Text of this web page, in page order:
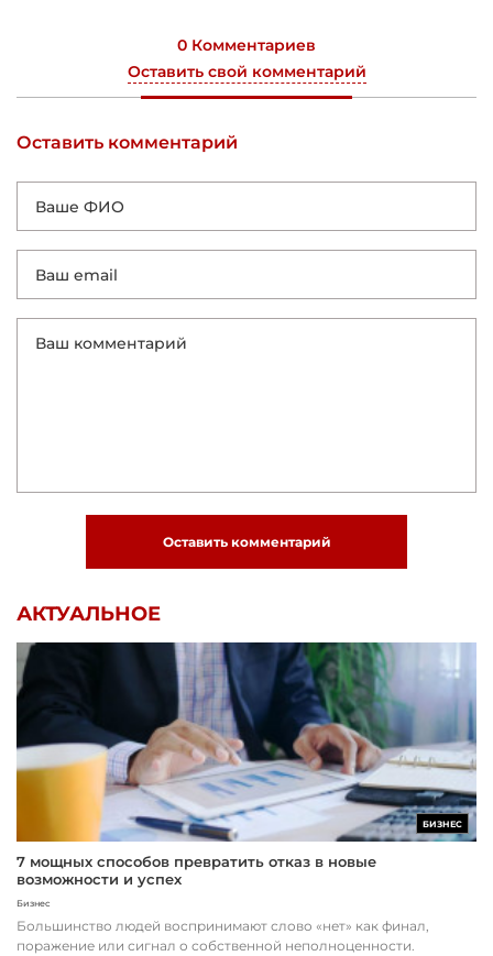
0 Комментариев
Оставить свой комментарий
Оставить комментарий
Оставить комментарий
АКТУАЛЬНОЕ
БИЗНЕС
7 мощных способов превратить отказ в новые
возможности и успех
Бизнес
Большинство людей воспринимают слово «нет» как финал,
поражение или сигнал о собственной неполноценности.